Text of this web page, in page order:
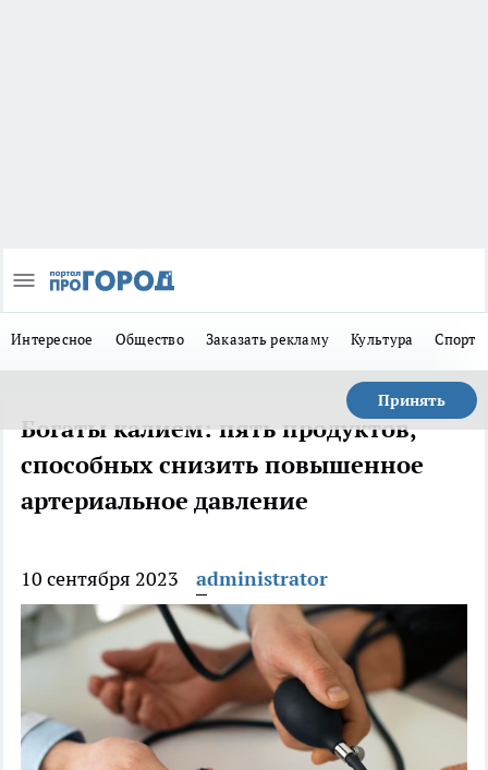
Интересное Общество Заказать рекламу Культура Спорт
Принять
Богаты калием: пять продуктов,
способных снизить повышенное
артериальное давление
10 сентября 2023 administrator